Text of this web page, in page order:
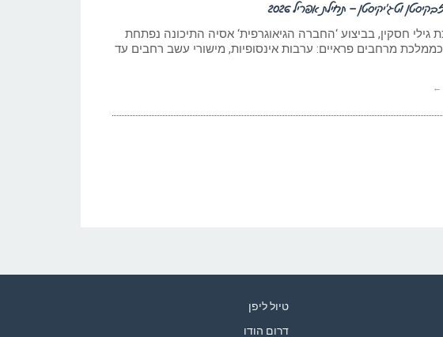
וטג’יקיסטן – תחילת אפריל 2026
גילי חסקין, בביצוע ‘החברה הגיאוגרפית‘ אסיה התיכונה נפתחת
כממלכת מרחבים פראיים: ערבות אינסופיות, מישורי עשב רחבים עד
←
טיול ליפן
דרום הודו